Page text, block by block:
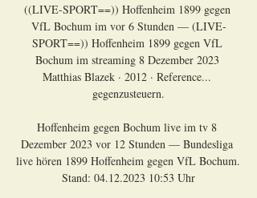
((LIVE-SPORT==)) Hoffenheim 1899 gegen
VfL Bochum im vor 6 Stunden — (LIVE-
SPORT==)) Hoffenheim 1899 gegen VfL
Bochum im streaming 8 Dezember 2023
Matthias Blazek · 2012 · ‎Reference...
gegenzusteuern.
Hoffenheim gegen Bochum live im tv 8
Dezember 2023 vor 12 Stunden — Bundesliga
live hören 1899 Hoffenheim gegen VfL Bochum.
Stand: 04.12.2023 10:53 Uhr